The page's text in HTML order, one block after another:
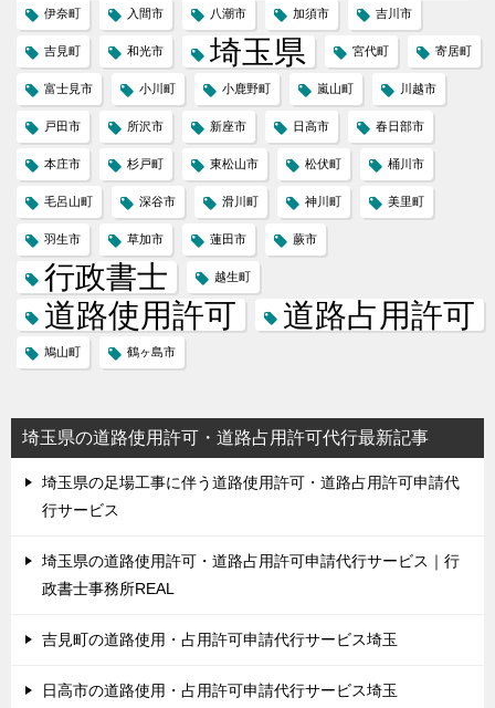
伊奈町 入間市 八潮市 加須市 吉川市
吉見町 和光市 埼玉県 宮代町 寄居町
富士見市 小川町 小鹿野町 嵐山町 川越市
戸田市 所沢市 新座市 日高市 春日部市
本庄市 杉戸町 東松山市 松伏町 桶川市
毛呂山町 深谷市 滑川町 神川町 美里町
羽生市 草加市 蓮田市 蕨市
行政書士 越生町
道路使用許可 道路占用許可
鳩山町 鶴ヶ島市
埼玉県の道路使用許可・道路占用許可代行最新記事
埼玉県の足場工事に伴う道路使用許可・道路占用許可申請代
行サービス
埼玉県の道路使用許可・道路占用許可申請代行サービス｜行
政書士事務所REAL
吉見町の道路使用・占用許可申請代行サービス埼玉
日高市の道路使用・占用許可申請代行サービス埼玉